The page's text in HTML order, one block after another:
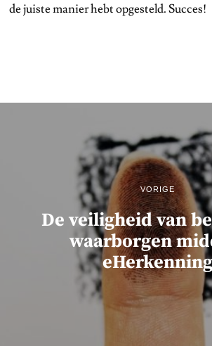
de juiste manier hebt opgesteld. Succes!
VORIGE
De veiligheid van
waarborgen
eHerkenning